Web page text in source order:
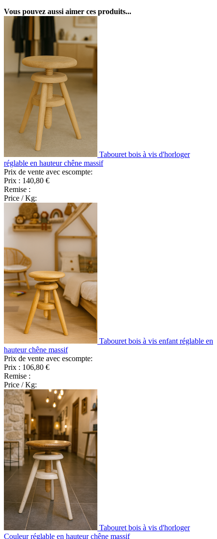
Vous pouvez aussi aimer ces produits...
Tabouret bois à vis d'horloger
réglable en hauteur chêne massif
Prix de vente avec escompte:
Prix : 140,80 €
Remise :
Price / Kg:
Tabouret bois à vis enfant réglable en
hauteur chêne massif
Prix de vente avec escompte:
Prix : 106,80 €
Remise :
Price / Kg:
Tabouret bois à vis d'horloger
Couleur réglable en hauteur chêne massif